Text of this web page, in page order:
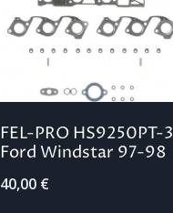
FEL-PRO HS9250PT-3
Ford Windstar 97-98
40,00 €